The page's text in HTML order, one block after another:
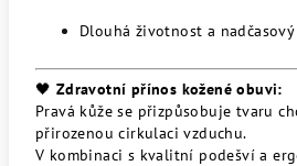
Dlouhá životnost a
🖤 Zdravotní přínos kožené obuvi:
Pravá kůže se přizpůsobuje tvaru
přirozenou cirkulaci vzduchu.
V kombinaci s kvalitní podešví a